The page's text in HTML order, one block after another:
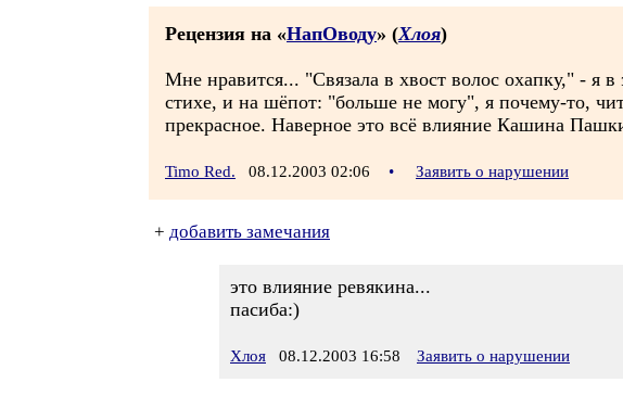
Рецензия на «НапОводу» (Хлоя)
Мне нравится... "Связала в хвост волос охапку," - я
стихе, и на шёпот: "больше не могу", я почему-то,
прекрасное. Наверное это всё влияние Кашина
Timo Red. 08.12.2003 02:06 • Заявить о нарушении
+ добавить замечания
это влияние ревякина...
пасиба:)
Хлоя 08.12.2003 16:58 Заявить о нарушении